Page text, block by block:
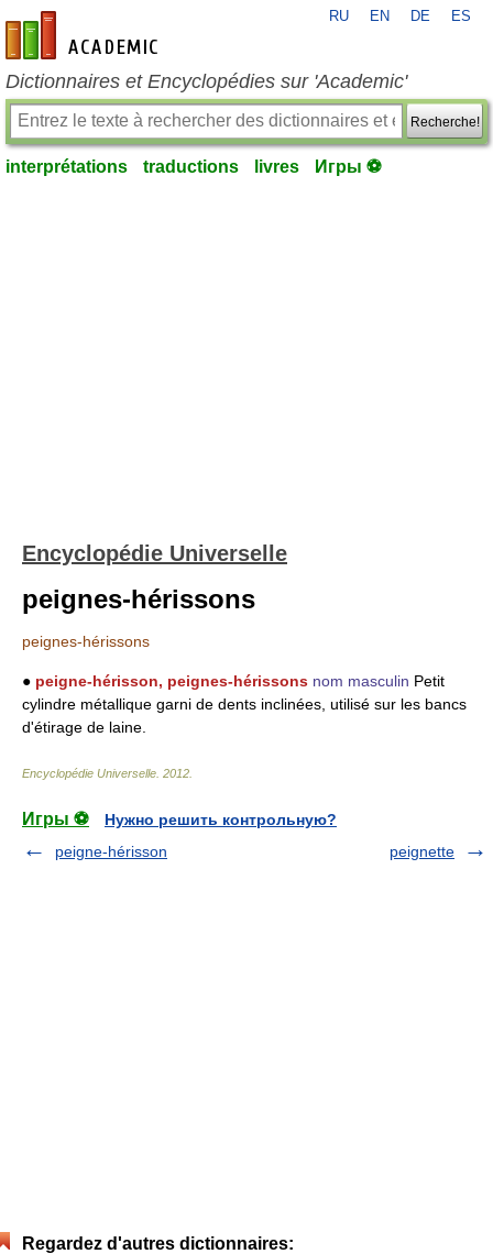
fr-academic.com
RU EN DE ES
Dictionnaires et Encyclopédies sur 'Academic'
Recherche!
interprétations traductions livres Игры ⚽
Encyclopédie Universelle
peignes-hérissons
peignes-hérissons
● peigne-hérisson, peignes-hérissons nom masculin Petit
cylindre métallique garni de dents inclinées, utilisé sur les bancs
d'étirage de laine.
Encyclopédie Universelle 2012
Игры ⚽
Нужно решить контрольную?
peigne-hérisson
peignette
Regardez d'autres dictionnaires: